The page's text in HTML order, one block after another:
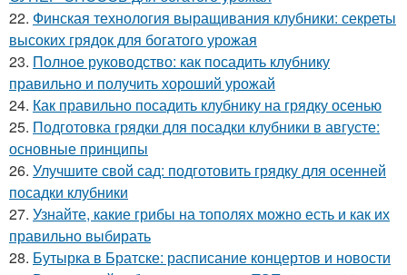
22. Финская технология выращивания клубники: секреты
высоких грядок для богатого урожая
23. Полное руководство: как посадить клубнику
правильно и получить хороший урожай
24. Как правильно посадить клубнику на грядку осенью
25. Подготовка грядки для посадки клубники в августе:
основные принципы
26. Улучшите свой сад: подготовить грядку для осенней
посадки клубники
27. Узнайте, какие грибы на тополях можно есть и как их
правильно выбирать
28. Бутырка в Братске: расписание концертов и новости